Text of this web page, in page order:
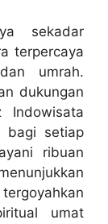
sekadar
terpercaya
umrah.
dukungan
Indowisata
bagi setiap
ribuan
umat